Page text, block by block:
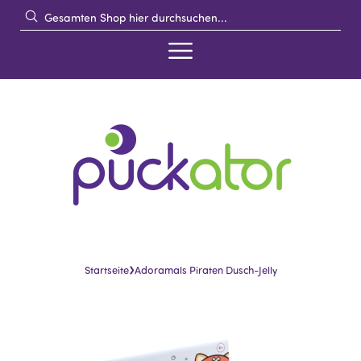
Startseite›Adoramals Piraten Dusch-Jelly